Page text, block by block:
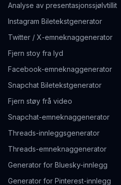
Analyse av presentasjonssjølvtillit
Instagram Biletekstgenerator
Twitter / X-emneknaggenerator
Fjern stoy fra lyd
Facebook-emneknaggenerator
Snapchat Biletekstgenerator
Fjern støy frå video
Snapchat-emneknaggenerator
Threads-innleggsgenerator
Threads-emneknaggenerator
Generator for Bluesky-innlegg
Generator for Pinterest-innlegg